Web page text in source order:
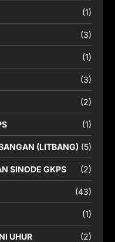
(1)
(3)
(1)
(3)
(2)
(1)
(LITBANG) (5)
SINODE GKPS (2)
(43)
(1)
UHUR (2)